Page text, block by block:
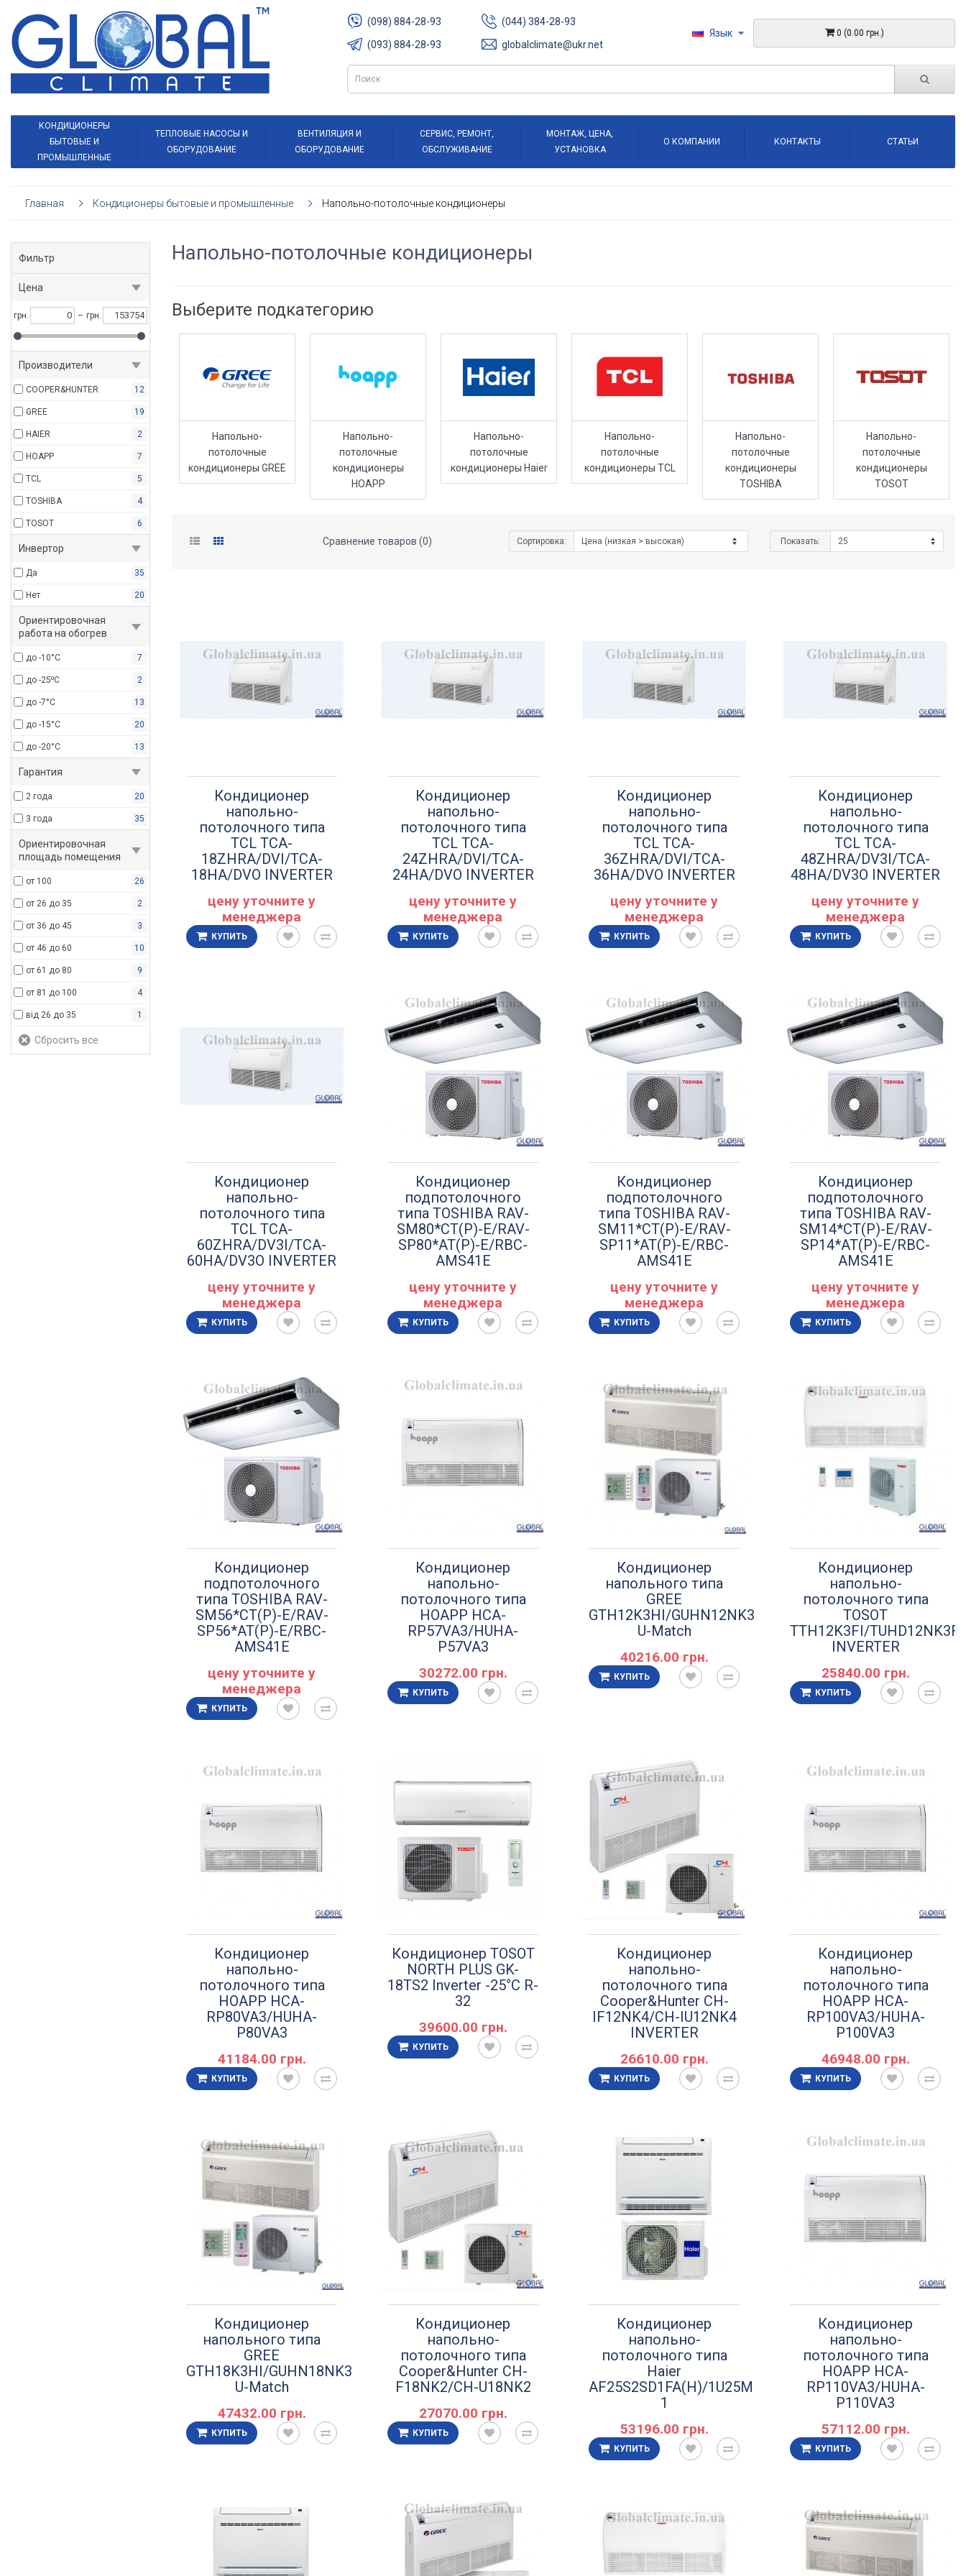
(098) 884-28-93
(093) 884-28-93
(044) 384-28-93
globalclimate@ukr.net
0 (0.00 грн.)
Язык
КОНДИЦИОНЕРЫ
БЫТОВЫЕ И
ПРОМЫШЛЕННЫЕ
ТЕПЛОВЫЕ НАСОСЫ И
ОБОРУДОВАНИЕ
ВЕНТИЛЯЦИЯ И
ОБОРУДОВАНИЕ
СЕРВИС, РЕМОНТ,
ОБСЛУЖИВАНИЕ
МОНТАЖ, ЦЕНА,
УСТАНОВКА
О КОМПАНИИ КОНТАКТЫ СТАТЬИ
Главная Кондиционеры бытовые и промышленные Напольно-потолочные кондиционеры
Фильтр
Цена
грн. – грн.
Производители
COOPER&HUNTER 12
GREE 19
HAIER 2
HOAPP 7
TCL 5
TOSHIBA 4
TOSOT 6
Инвертор
Да 35
Нет 20
Ориентировочная
работа на обогрев
до -10°С 7
до -25⁰C 2
до -7°С 13
до -15°С 20
до -20°С 13
Гарантия
2 года 20
3 года 35
Ориентировочная
площадь помещения
от 100 26
от 26 до 35 2
от 36 до 45 3
от 46 до 60 10
от 61 до 80 9
от 81 до 100 4
від 26 до 35 1
Напольно-потолочные кондиционеры
Выберите подкатегорию
Напольно-
потолочные
кондиционеры GREE
Напольно-
потолочные
кондиционеры
HOAPP
Напольно-
потолочные
кондиционеры Haier
Напольно-
потолочные
кондиционеры TCL
Напольно-
потолочные
кондиционеры
TOSHIBA
Напольно-
потолочные
кондиционеры
TOSOT
Сравнение товаров (0) Сортировка: Показать:
Кондиционер
напольно-
потолочного типа
TCL TCA-
18ZHRA/DVI/TCA-
18HA/DVO INVERTER
цену уточните у
менеджера
КУПИТЬ
Кондиционер
напольно-
потолочного типа
TCL TCA-
24ZHRA/DVI/TCA-
24HA/DVO INVERTER
цену уточните у
менеджера
КУПИТЬ
Кондиционер
напольно-
потолочного типа
TCL TCA-
36ZHRA/DVI/TCA-
36HA/DVO INVERTER
цену уточните у
менеджера
КУПИТЬ
Кондиционер
напольно-
потолочного типа
TCL TCA-
48ZHRA/DV3I/TCA-
48HA/DV3O INVERTER
цену уточните у
менеджера
КУПИТЬ
Кондиционер
напольно-
потолочного типа
TCL TCA-
60ZHRA/DV3I/TCA-
60HA/DV3O INVERTER
цену уточните у
менеджера
КУПИТЬ
Кондиционер
подпотолочного
типа TOSHIBA RAV-
SM80*CT(P)-E/RAV-
SP80*AT(P)-E/RBC-
AMS41E
цену уточните у
менеджера
КУПИТЬ
Кондиционер
подпотолочного
типа TOSHIBA RAV-
SM11*CT(P)-E/RAV-
SP11*AT(P)-E/RBC-
AMS41E
цену уточните у
менеджера
КУПИТЬ
Кондиционер
подпотолочного
типа TOSHIBA RAV-
SM14*CT(P)-E/RAV-
SP14*AT(P)-E/RBC-
AMS41E
цену уточните у
менеджера
КУПИТЬ
Кондиционер
подпотолочного
типа TOSHIBA RAV-
SM56*CT(P)-E/RAV-
SP56*AT(P)-E/RBC-
AMS41E
цену уточните у
менеджера
КУПИТЬ
Кондиционер
напольно-
потолочного типа
HOAPP HCA-
RP57VA3/HUHA-
P57VA3
30272.00 грн.
КУПИТЬ
Кондиционер
напольного типа
GREE
GTH12K3НI/GUHN12NK3НO
U-Match
40216.00 грн.
КУПИТЬ
Кондиционер
напольно-
потолочного типа
TOSOT
TTH12K3FI/
INVERTER
25840.00 грн.
КУПИТЬ
Кондиционер
напольно-
потолочного типа
HOAPP HCA-
RP80VA3/HUHA-
P80VA3
41184.00 грн.
КУПИТЬ
Кондиционер TOSOT
NORTH PLUS GK-
18TS2 Inverter -25°C R-
32
39600.00 грн.
КУПИТЬ
Кондиционер
напольно-
потолочного типа
Cooper&Hunter CH-
IF12NK4/CH-IU12NK4
INVERTER
26610.00 грн.
КУПИТЬ
Кондиционер
напольно-
потолочного типа
HOAPP HCA-
RP100VA3/HUHA-
P100VA3
46948.00 грн.
КУПИТЬ
Кондиционер
напольного типа
GREE
GTH18K3НI/GUHN18NK3НO
U-Match
47432.00 грн.
КУПИТЬ
Кондиционер
напольно-
потолочного типа
Cooper&Hunter CH-
F18NK2/CH-U18NK2
27070.00 грн.
КУПИТЬ
Кондиционер
напольно-
потолочного типа
Haier
AF25S2SD1FA(H)/1U25MEHFRA-
1
53196.00 грн.
КУПИТЬ
Кондиционер
напольно-
потолочного типа
HOAPP HCA-
RP110VA3/HUHA-
P110VA3
57112.00 грн.
КУПИТЬ